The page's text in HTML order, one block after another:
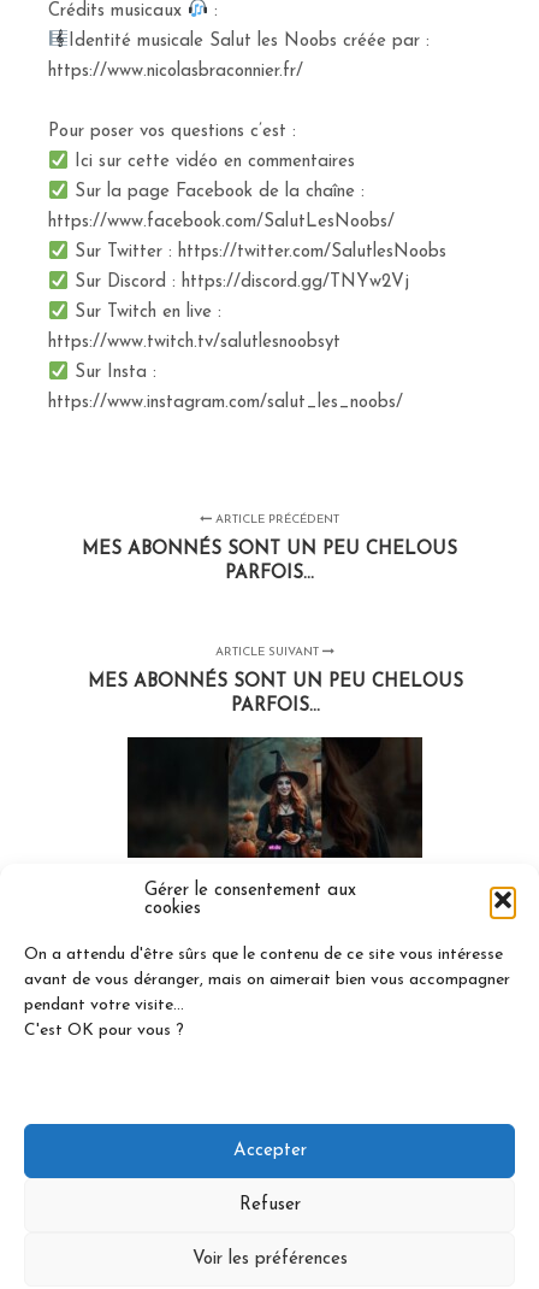
Gérer le consentement aux
cookies
On a attendu d'être sûrs que le contenu de ce site vous intéresse
avant de vous déranger, mais on aimerait bien vous accompagner
pendant votre visite...
C'est OK pour vous ?
Accepter
Refuser
Voir les préférences
Crédits musicaux
:
Identité musicale Salut les Noobs créée par :
https://www.nicolasbraconnier.fr/
Pour poser vos questions c’est :
Ici sur cette vidéo en commentaires
Sur la page Facebook de la chaîne :
https://www.facebook.com/SalutLesNoobs/
Sur Twitter : https://twitter.com/SalutlesNoobs
Sur Discord : https://discord.gg/TNYw2Vj
Sur Twitch en live :
https://www.twitch.tv/salutlesnoobsyt
Sur Insta :
https://www.instagram.com/salut_les_noobs/
ARTICLE PRÉCÉDENT
MES ABONNÉS SONT UN PEU CHELOUS
PARFOIS...
ARTICLE SUIVANT
MES ABONNÉS SONT UN PEU CHELOUS
PARFOIS...
LAISSER UN COMMENTAIRE
Réalisé par Arthur |Mentions légales